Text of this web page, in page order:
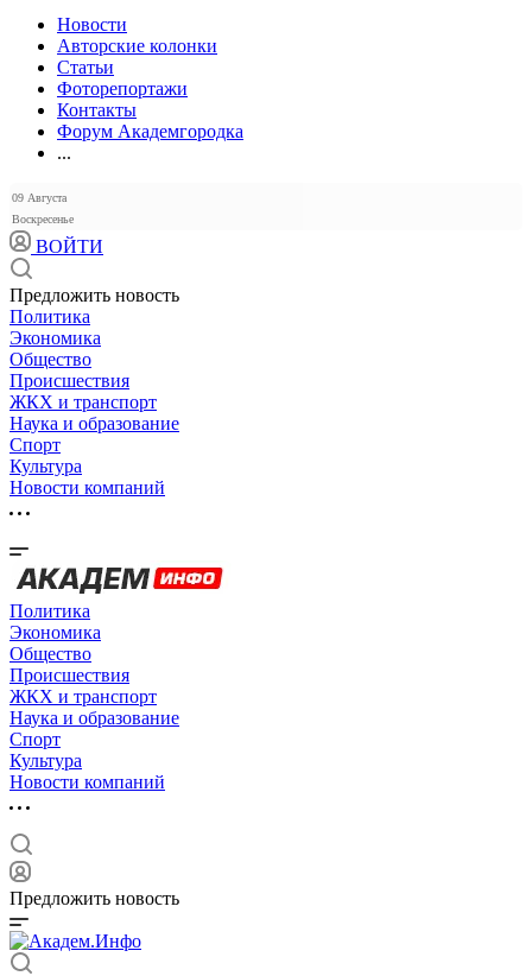
Новости
Авторские колонки
Статьи
Фоторепортажи
Контакты
Форум Академгородка
...
09 Августа
Воскресенье
ВОЙТИ
Предложить новость
Политика
Экономика
Общество
Происшествия
ЖКХ и транспорт
Наука и образование
Спорт
Культура
Новости компаний
Политика
Экономика
Общество
Происшествия
ЖКХ и транспорт
Наука и образование
Спорт
Культура
Новости компаний
Предложить новость